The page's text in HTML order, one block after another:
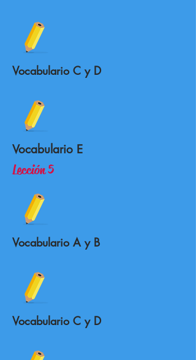
Vocabulario C y D
Vocabulario E
Lección 5
Vocabulario A y B
Vocabulario C y D